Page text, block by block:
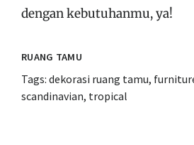
dengan kebutuhanmu, ya!
RUANG TAMU
Tags: dekorasi ruang tamu,
scandinavian, tropical